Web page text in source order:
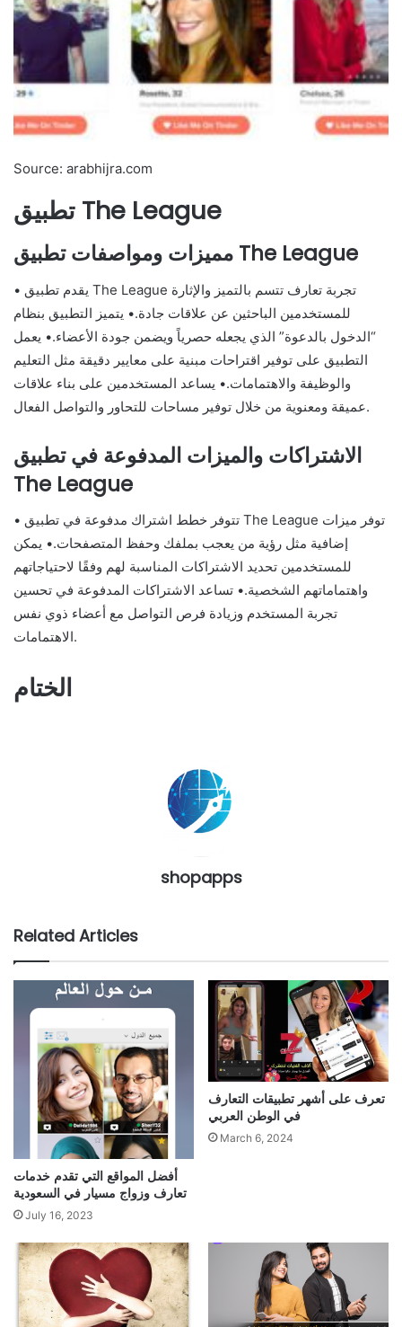
Source: arabhijra.com
تطبيق The League
مميزات ومواصفات تطبيق The League
• يقدم تطبيق The League تجربة تعارف تتسم بالتميز والإثارة
للمستخدمين الباحثين عن علاقات جادة.• يتميز التطبيق بنظام
“الدخول بالدعوة” الذي يجعله حصرياً ويضمن جودة الأعضاء.• يعمل
التطبيق على توفير اقتراحات مبنية على معايير دقيقة مثل التعليم
والوظيفة والاهتمامات.• يساعد المستخدمين على بناء علاقات
عميقة ومعنوية من خلال توفير مساحات للتحاور والتواصل الفعال.
الاشتراكات والميزات المدفوعة في تطبيق
The League
• تتوفر خطط اشتراك مدفوعة في تطبيق The League توفر ميزات
إضافية مثل رؤية من يعجب بملفك وحفظ المتصفحات.• يمكن
للمستخدمين تحديد الاشتراكات المناسبة لهم وفقًا لاحتياجاتهم
واهتماماتهم الشخصية.• تساعد الاشتراكات المدفوعة في تحسين
تجربة المستخدم وزيادة فرص التواصل مع أعضاء ذوي نفس
الاهتمامات.
الختام
shopapps
Related Articles
أفضل المواقع التي تقدم خدمات
تعارف وزواج مسيار في السعودية
July 16, 2023
تعرف على أشهر تطبيقات التعارف
في الوطن العربي
March 6, 2024